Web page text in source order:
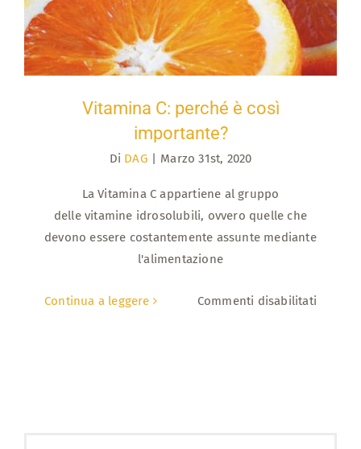
Vitamina C: perché è così
importante?
Di DAG | Marzo 31st, 2020
La Vitamina C appartiene al gruppo
delle vitamine idrosolubili, ovvero quelle che
devono essere costantemente assunte mediante
l'alimentazione
Continua a leggere Commenti disabilitati